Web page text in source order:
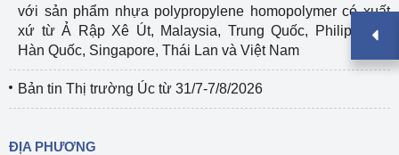
với sản phẩm nhựa polypropylene homopolymer có xuất
xứ từ Ả Rập Xê Út, Malaysia, Trung Quốc, Philippines,
Hàn Quốc, Singapore, Thái Lan và Việt Nam
Bản tin Thị trường Úc từ 31/7-7/8/2026
ĐỊA PHƯƠNG